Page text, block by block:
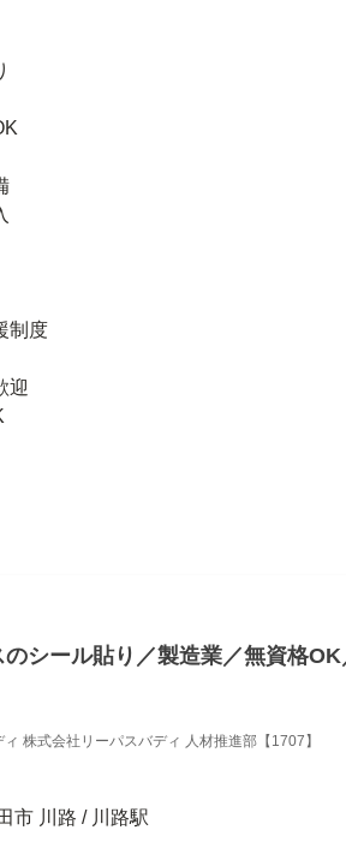
制度
迎
シール貼り／製造業／無資格
株式会社リーパスバディ 人材推進部【1707】
市 川路 / 川路駅